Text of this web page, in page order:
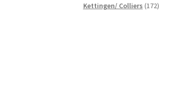
producten
Kettingen/ Colliers 172172